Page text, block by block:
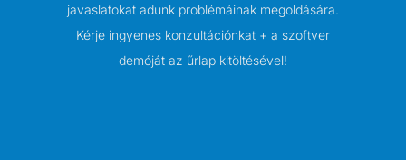
javaslatokat adunk problémáinak megoldására.
Kérje ingyenes konzultációnkat + a szoftver
demóját az űrlap kitöltésével!